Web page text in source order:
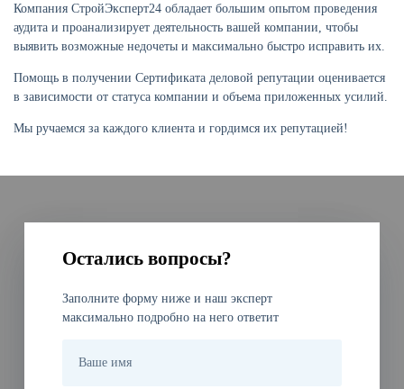
Компания СтройЭксперт24 обладает большим опытом проведения
аудита и проанализирует деятельность вашей компании, чтобы
выявить возможные недочеты и максимально быстро исправить их.
Помощь в получении Сертификата деловой репутации оценивается
в зависимости от статуса компании и объема приложенных усилий.
Мы ручаемся за каждого клиента и гордимся их репутацией!
Остались вопросы?
Заполните форму ниже и наш эксперт
максимально подробно на него ответит